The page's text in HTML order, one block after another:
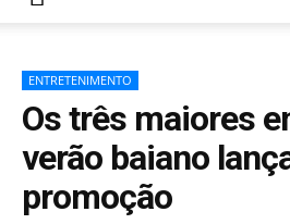
ENTRETENIMENTO
Os três maiores
verão baiano
promoção